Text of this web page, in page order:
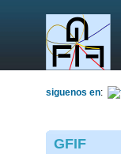
siguenos en:
GFIF